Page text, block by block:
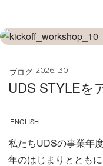
ブログ 2026.1.30
UDS STYLEを
ENGLISH
私たちUDSの事業年
年のはじまりととも